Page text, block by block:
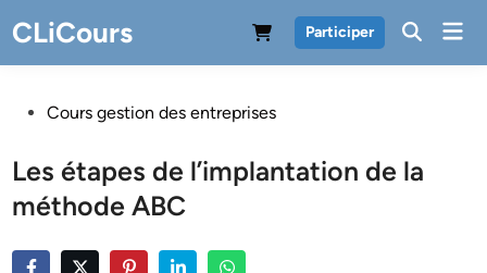
to
content
CLiCours Participer
PostedCours gestion des entreprises
Les étapes de l’implantation de la
méthode ABC